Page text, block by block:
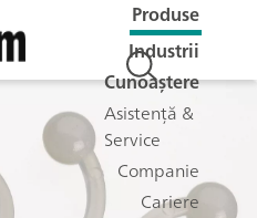
Produse
Industrii
Cunoaștere
Asistență &
Service
Companie
Cariere